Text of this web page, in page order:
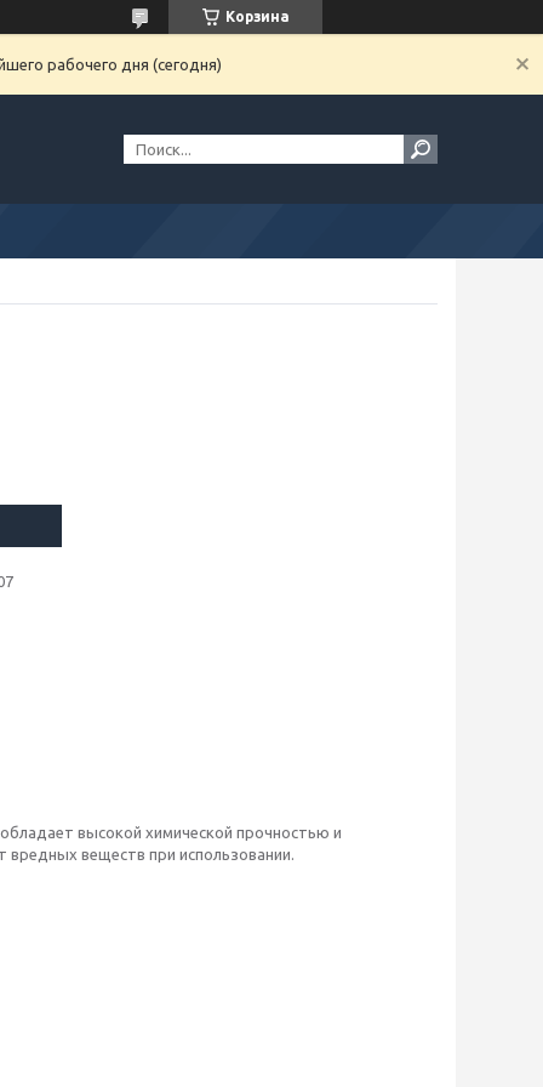
Корзина
рабочего дня (сегодня)
обладает высокой химической прочностью и
вредных веществ при использовании.